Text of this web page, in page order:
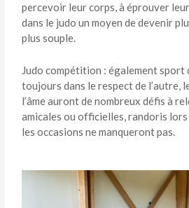
percevoir leur corps, à éprouver
dans le judo un moyen de devenir
plus souple.
Judo compétition : également sport
toujours dans le respect de l’autre,
l’âme auront de nombreux défis à
amicales ou officielles, randoris
les occasions ne manqueront pas.